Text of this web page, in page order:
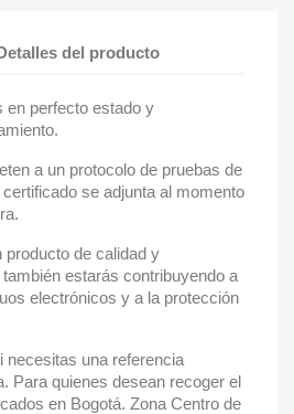
del producto
en perfecto estado y
a un protocolo de pruebas de
se adjunta al momento
producto de calidad y
estarás contribuyendo a
electrónicos y a la protección
necesitas una referencia
Para quienes desean recoger el
en Bogotá. Zona Centro de